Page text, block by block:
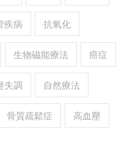
疾病 抗氧化
生物磁能療法 癌症
失調 自然療法
骨質疏鬆症 高血壓